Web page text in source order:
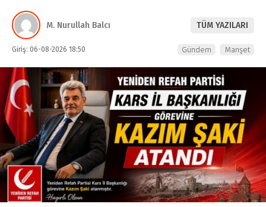
M. Nurullah Balcı TÜM YAZILARI
Giriş: 06-08-2026 18:50 Gündem Manşet